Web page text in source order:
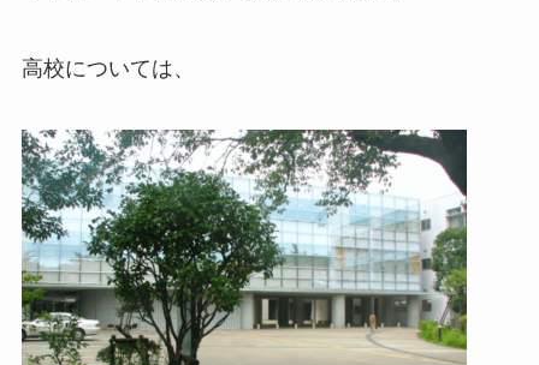
高校については、